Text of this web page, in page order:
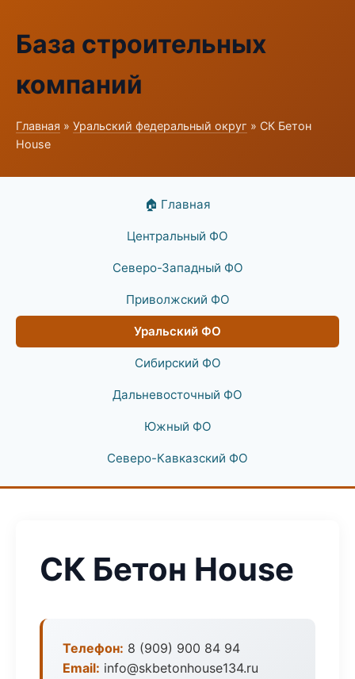
База строительных
компаний
Главная » Уральский федеральный округ » СК Бетон
House
🏠 Главная
Центральный ФО
Северо-Западный ФО
Приволжский ФО
Уральский ФО
Сибирский ФО
Дальневосточный ФО
Южный ФО
Северо-Кавказский ФО
СК Бетон House
Телефон: 8 (909) 900 84 94
Email: info@skbetonhouse134.ru